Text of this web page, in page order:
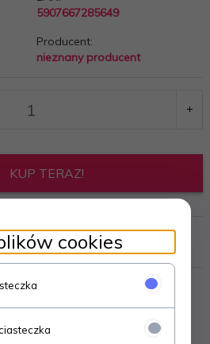
5907667285649
Producent:
nieznany producent
KUP TERAZ!
cookies